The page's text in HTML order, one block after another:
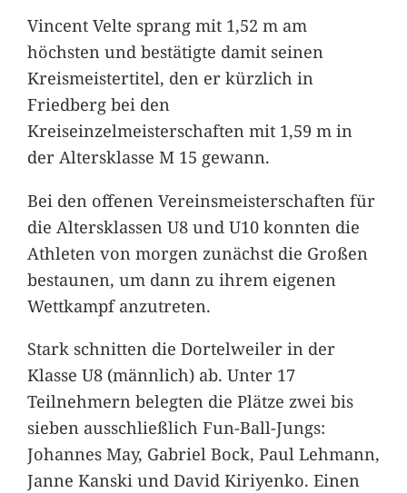
Vincent Velte sprang mit 1,52 m am
höchsten und bestätigte damit seinen
Kreismeistertitel, den er kürzlich in
Friedberg bei den
Kreiseinzelmeisterschaften mit 1,59 m in
der Altersklasse M 15 gewann.
Bei den offenen Vereinsmeisterschaften für
die Altersklassen U8 und U10 konnten die
Athleten von morgen zunächst die Großen
bestaunen, um dann zu ihrem eigenen
Wettkampf anzutreten.
Stark schnitten die Dortelweiler in der
Klasse U8 (männlich) ab. Unter 17
Teilnehmern belegten die Plätze zwei bis
sieben ausschließlich Fun-Ball-Jungs:
Johannes May, Gabriel Bock, Paul Lehmann,
Janne Kanski und David Kiriyenko. Einen